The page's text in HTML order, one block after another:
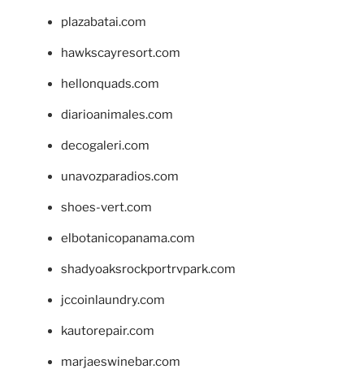
plazabatai.com
hawkscayresort.com
hellonquads.com
diarioanimales.com
decogaleri.com
unavozparadios.com
shoes-vert.com
elbotanicopanama.com
shadyoaksrockportrvpark.com
jccoinlaundry.com
kautorepair.com
marjaeswinebar.com